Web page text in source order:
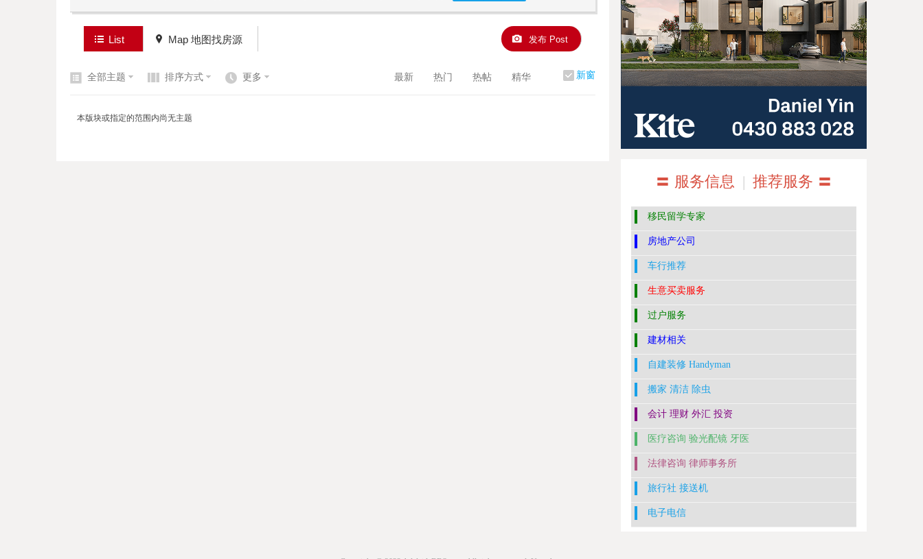
List Map 地图找房源 发布 Post
新窗
全部主题 排序方式 更多 最新 热门 热帖 精华
本版块或指定的范围内尚无主题
〓 服务信息 | 推荐服务 〓
移民留学专家
房地产公司
车行推荐
生意买卖服务
过户服务
建材相关
自建装修 Handyman
搬家 清洁 除虫
会计 理财 外汇 投资
医疗咨询 验光配镜 牙医
法律咨询 律师事务所
旅行社 接送机
电子电信